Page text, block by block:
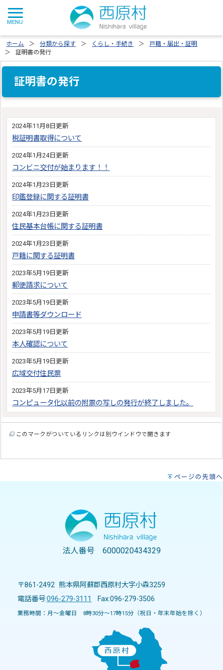
ホーム 分類から探す くらし・手続き
戸籍・届出・証明
証明書の発行
証明書の発行
2024年11月8日更新
税証明書取得について
2024年1月24日更新
コンビニ交付が始まります！！
2024年1月23日更新
印鑑登録に関する証明書
2024年1月23日更新
住民基本台帳に関する証明書
2024年1月23日更新
戸籍に関する証明書
2023年5月19日更新
郵便請求について
2023年5月19日更新
申請書等ダウンロード
2023年5月19日更新
本人確認について
2023年5月19日更新
広域交付住民票
2023年5月17日更新
コンピュータ化以前の附票の写しの発行が終了しました。
このマークがついているリンクは別ウインドウで開きます
ページの先頭へ
法人番号 6000020434329
〒861-2492 熊本県阿蘇郡西原村大字小森3259
電話番号:096-279-3111 Fax:096-279-3506
業務時間：月～金曜日 8時30分～17時15分（祝日・年末年始を除く）